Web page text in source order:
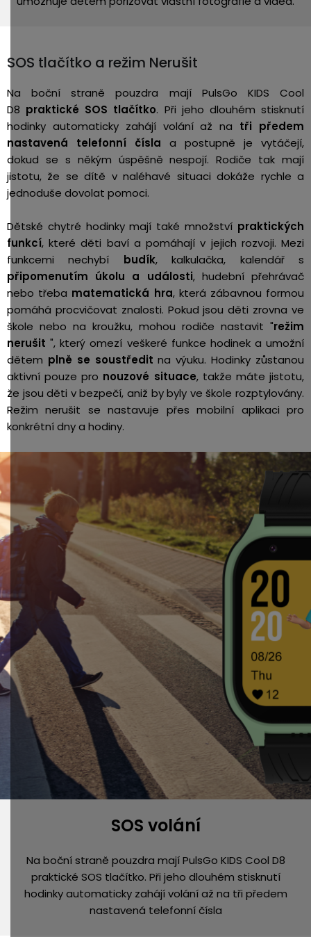
SOS tlačítko a režim Nerušit
Na boční straně pouzdra mají PulsGo KIDS Cool
D8 praktické SOS tlačítko. Při jeho dlouhém stisknutí
hodinky automaticky zahájí volání až na tři předem
nastavená telefonní čísla a postupně je vytáčejí,
dokud se s někým úspěšně nespojí. Rodiče tak mají
jistotu, že se dítě v naléhavé situaci dokáže rychle a
jednoduše dovolat pomoci.
Dětské chytré hodinky mají také množství praktických
funkcí, které děti baví a pomáhají v jejich rozvoji. Mezi
funkcemi nechybí budík, kalkulačka, kalendář s
připomenutím úkolu a události, hudební přehrávač
nebo třeba matematická hra, která zábavnou formou
pomáhá procvičovat znalosti. Pokud jsou děti zrovna ve
škole nebo na kroužku, mohou rodiče nastavit "režim
nerušit", který omezí veškeré funkce hodinek a umožní
dětem plně se soustředit na výuku. Hodinky zůstanou
aktivní pouze pro nouzové situace, takže máte jistotu,
že jsou děti v bezpečí, aniž by byly ve škole rozptylovány.
Režim nerušit se nastavuje přes mobilní aplikaci pro
konkrétní dny a hodiny.
SOS volání
Na boční straně pouzdra mají PulsGo KIDS Cool D8
praktické SOS tlačítko. Při jeho dlouhém stisknutí
hodinky automaticky zahájí volání až na tři předem
nastavená telefonní čísla